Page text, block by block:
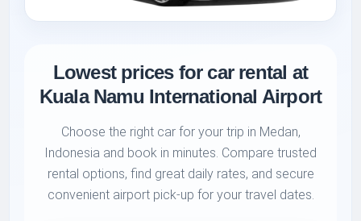
Lowest prices for car rental at
Kuala Namu International Airport
Choose the right car for your trip in Medan,
Indonesia and book in minutes. Compare trusted
rental options, find great daily rates, and secure
convenient airport pick-up for your travel dates.